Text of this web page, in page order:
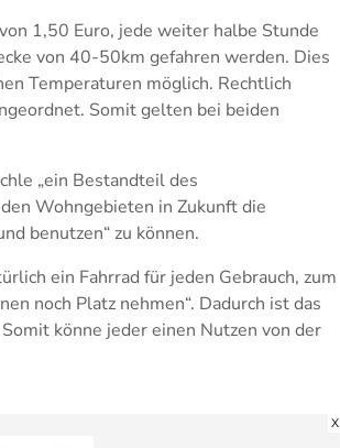
1,50 Euro, jede weiter halbe Stunde
von 40-50km gefahren werden. Dies
Temperaturen möglich. Rechtlich
Somit gelten bei beiden
„ein Bestandteil des
Wohngebieten in Zukunft die
benutzen“ zu können.
ein Fahrrad für jeden Gebrauch, zum
noch Platz nehmen“. Dadurch ist das
könne jeder einen Nutzen von der
X